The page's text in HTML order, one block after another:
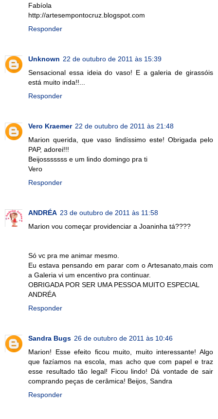
Fabíola
http://artesempontocruz.blogspot.com
Responder
Unknown 22 de outubro de 2011 às 15:39
Sensacional essa ideia do vaso! E a galeria de girassóis
está muito inda!!...
Responder
Vero Kraemer 22 de outubro de 2011 às 21:48
Marion querida, que vaso lindíssimo este! Obrigada pelo
PAP, adorei!!!
Beijosssssss e um lindo domingo pra ti
Vero
Responder
ANDRÉA 23 de outubro de 2011 às 11:58
Marion vou começar providenciar a Joaninha tá????
Só vc pra me animar mesmo.
Eu estava pensando em parar com o Artesanato,mais com
a Galeria vi um encentivo pra continuar.
OBRIGADA POR SER UMA PESSOA MUITO ESPECIAL
ANDRÉA
Responder
Sandra Bugs 26 de outubro de 2011 às 10:46
Marion! Esse efeito ficou muito, muito interessante! Algo
que fazíamos na escola, mas acho que com papel e traz
esse resultado tão legal! Ficou lindo! Dá vontade de sair
comprando peças de cerâmica! Beijos, Sandra
Responder